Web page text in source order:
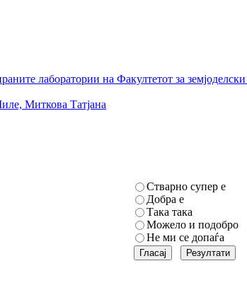
лаборатории на Факултетот за
Миткова Татјана
Стварно супер е
Добра е
Така така
Можело и подобро
Не ми се допаѓа